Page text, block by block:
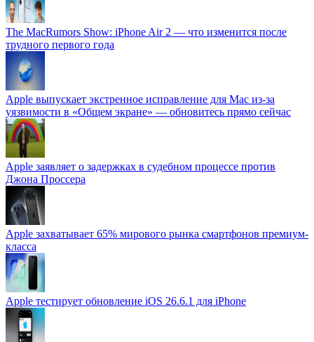
The MacRumors Show: iPhone Air 2 — что изменится после
трудного первого года
Apple выпускает экстренное исправление для Mac из-за
уязвимости в «Общем экране» — обновитесь прямо сейчас
Apple заявляет о задержках в судебном процессе против
Джона Проссера
Apple захватывает 65% мирового рынка смартфонов премиум-
класса
Apple тестирует обновление iOS 26.6.1 для iPhone